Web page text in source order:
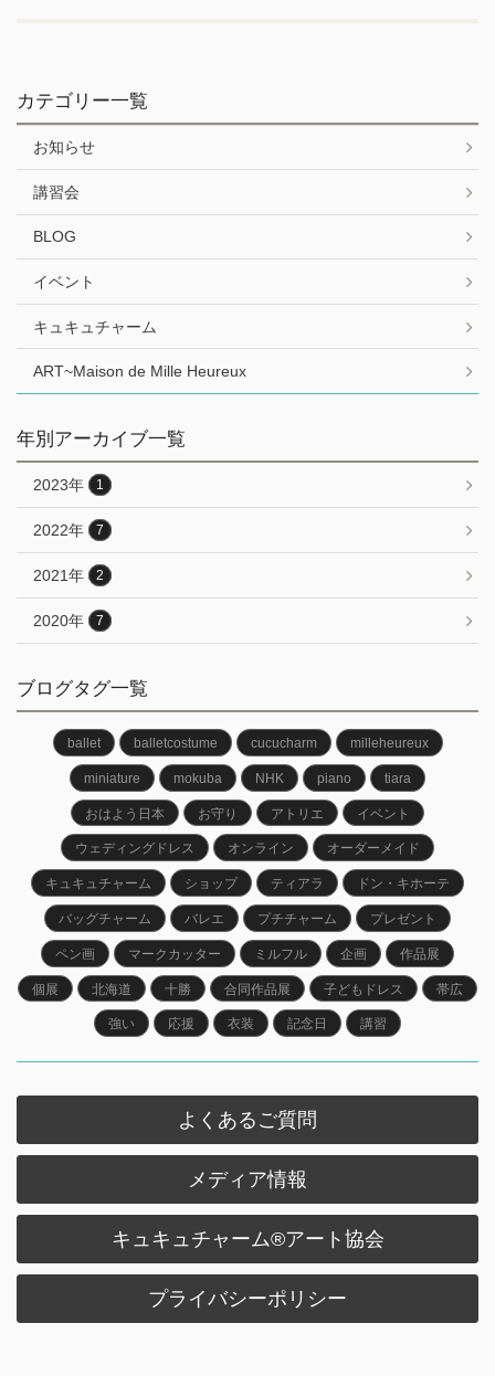
カテゴリー一覧
お知らせ
講習会
BLOG
イベント
キュキュチャーム
ART~Maison de Mille Heureux
年別アーカイブ一覧
2023年 1
2022年 7
2021年 2
2020年 7
ブログタグ一覧
ballet balletcostume cucucharm milleheureux
miniature mokuba NHK piano tiara
おはよう日本 お守り アトリエ イベント
ウェディングドレス オンライン オーダーメイド
キュキュチャーム ショップ ティアラ ドン・キホーテ
バッグチャーム バレエ プチチャーム プレゼント
ペン画 マークカッター ミルフル 企画 作品展
個展 北海道 十勝 合同作品展 子どもドレス 帯広
強い 応援 衣装 記念日 講習
よくあるご質問
メディア情報
キュキュチャーム®︎アート協会
プライバシーポリシー